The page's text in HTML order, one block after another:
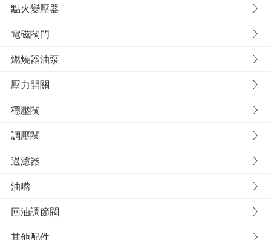
點火變壓器
電磁閥門
燃燒器油泵
壓力開關
穩壓閥
調壓閥
過濾器
油嘴
回油調節閥
其他配件